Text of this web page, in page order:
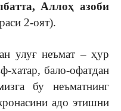
Аллоҳ азоби
2-оят).
улуғ неъмат – ҳур
хатар, бало-офатдан
бу неъматнинг
адо этишни